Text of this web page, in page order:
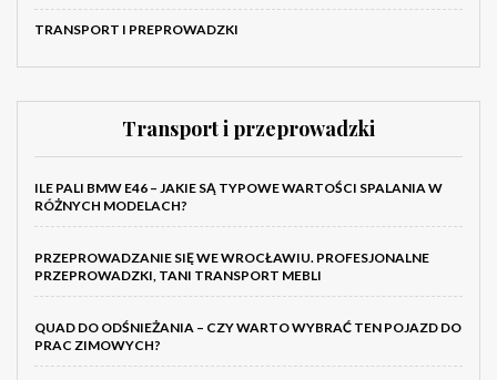
TRANSPORT I PREPROWADZKI
Transport i przeprowadzki
ILE PALI BMW E46 – JAKIE SĄ TYPOWE WARTOŚCI SPALANIA W
RÓŻNYCH MODELACH?
PRZEPROWADZANIE SIĘ WE WROCŁAWIU. PROFESJONALNE
PRZEPROWADZKI, TANI TRANSPORT MEBLI
QUAD DO ODŚNIEŻANIA – CZY WARTO WYBRAĆ TEN POJAZD DO
PRAC ZIMOWYCH?